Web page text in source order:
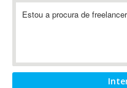
A2Billing
ABAP
Estou a procura de